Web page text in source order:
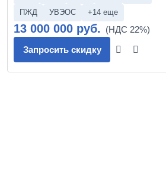
ПЖД
УВЭОС +14 еще
13 000 000 руб.
Запросить скидку